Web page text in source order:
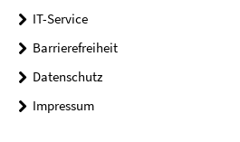
IT-Service
Barrierefreiheit
Datenschutz
Impressum